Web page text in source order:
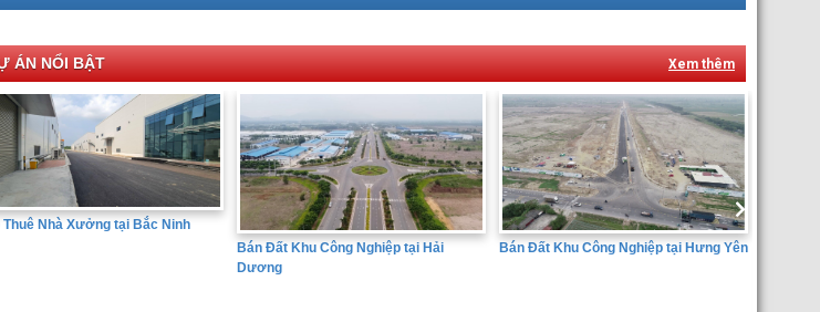
ÁN NỔI BẬT Xem thêm
Bán Đất Khu Công Nghiệp tại Hưng Yên